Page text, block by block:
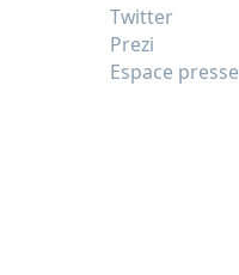
Twitter
Prezi
Espace presse